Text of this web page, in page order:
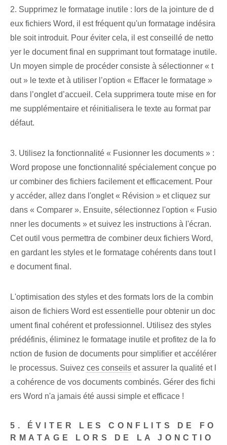
2. Supprimez le formatage inutile : lors de la jointure de d
eux fichiers Word, il est fréquent qu'un formatage indésira
ble soit introduit. Pour éviter cela, il est conseillé de netto
yer le document final en supprimant tout formatage inutile.
Un moyen simple de procéder consiste à sélectionner « t
out » le texte et à utiliser l’option « Effacer le formatage »
dans l’onglet d’accueil. Cela supprimera toute mise en for
me supplémentaire et réinitialisera le texte au format par
défaut.
3. Utilisez la fonctionnalité « Fusionner les documents » :
Word propose une fonctionnalité spécialement conçue po
ur combiner des fichiers facilement et efficacement. Pour
y accéder, allez dans l'onglet « Révision » et cliquez sur ⁢
dans « Comparer ». Ensuite, sélectionnez l'option « Fusio
nner les documents » et suivez les instructions à l'écran.
Cet outil vous permettra de combiner deux fichiers Word,
en gardant les styles et le formatage cohérents dans tout l
e document final.
L'optimisation des styles et des formats lors de la combin
aison de fichiers Word est essentielle pour obtenir un doc
ument final cohérent et professionnel. Utilisez des styles
prédéfinis, éliminez le formatage inutile et profitez de la fo
nction de fusion de documents pour simplifier et accélérer
le processus. Suivez ces conseils et ⁢assurer la qualité et l
a cohérence de vos documents combinés. Gérer des fichi
ers Word n'a jamais été aussi simple et efficace !
5. ÉVITER LES CONFLITS DE FO
RMATAGE LORS DE LA JONCTIO